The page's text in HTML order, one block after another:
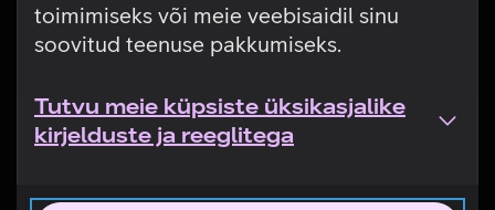
toimimiseks või meie veebisaidil sinu
soovitud teenuse pakkumiseks.
Tutvu meie küpsiste üksikasjalike
kirjelduste ja reeglitega